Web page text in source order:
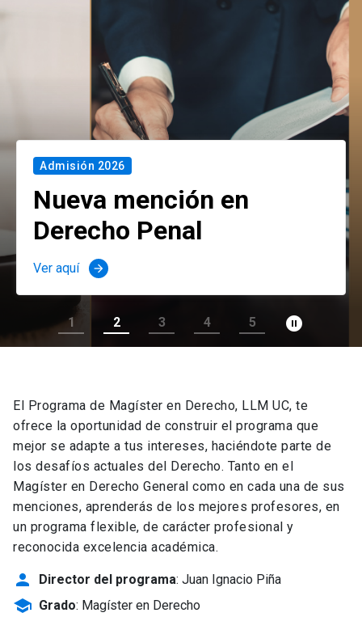
Admisión 2026
Nueva mención en
Derecho Penal
Ver aquí arrow_forward
1 2 3 4 5 pause_circle_filled
El Programa de Magíster en Derecho, LLM UC, te
ofrece la oportunidad de construir el programa que
mejor se adapte a tus intereses, haciéndote parte de
los desafíos actuales del Derecho. Tanto en el
Magíster en Derecho General como en cada una de sus
menciones, aprenderás de los mejores profesores, en
un programa flexible, de carácter profesional y
reconocida excelencia académica.
person Director del programa: Juan Ignacio Piña
school Grado: Magíster en Derecho